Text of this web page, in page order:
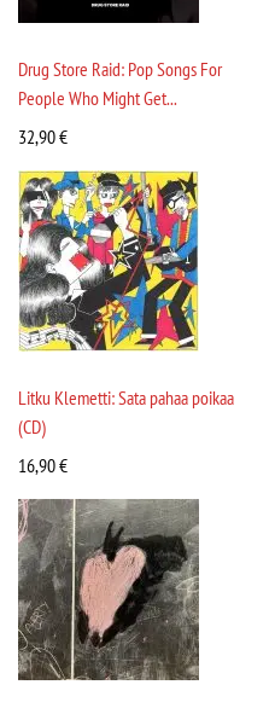
Drug Store Raid: Pop Songs For
People Who Might Get...
32,90€
Litku Klemetti: Sata pahaa poikaa
(CD)
16,90€